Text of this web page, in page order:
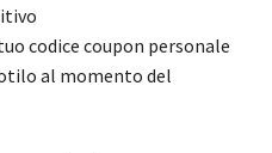
codice coupon personale
al momento del